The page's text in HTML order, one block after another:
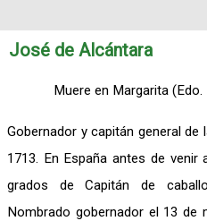
José de Alcántara
Muere en Margarita
Gobernador y capitán general
1713. En España antes de
grados de Capitán de
Nombrado gobernador el 13 de